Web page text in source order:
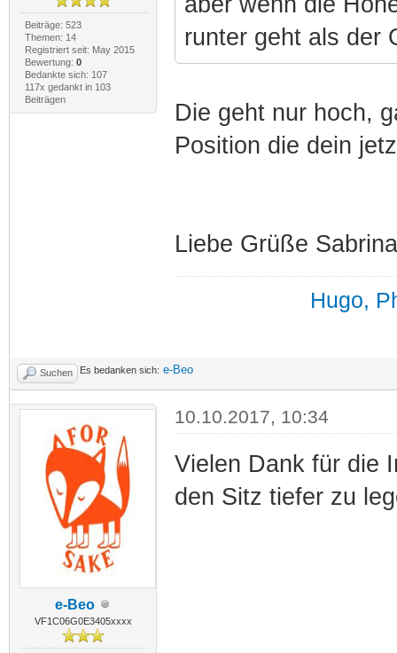
Beiträge: 523
Themen: 14
Registriert seit: May 2015
Bewertung: 0
Bedankte sich: 107
117x gedankt in 103
Beiträgen
runter geht als der
Die geht nur hoch,
Position die dein
Liebe Grüße Sabrina
Hugo,
Suchen Es bedanken sich: e-Beo
e-Beo
VF1C06G0E3405xxxx
10.10.2017, 10:34
Vielen Dank für die
den Sitz tiefer zu